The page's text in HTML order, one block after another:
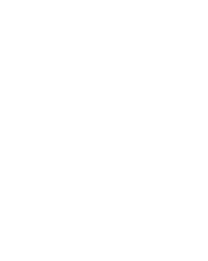
торговой марки
опыт работы на